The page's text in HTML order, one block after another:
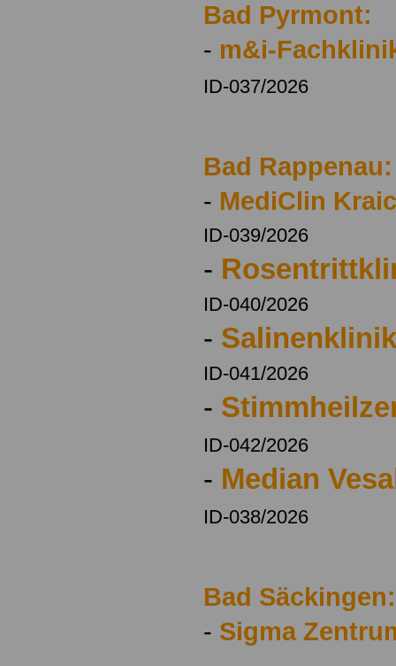
Bad Pyrmont:
- m&i-
ID-037/2026
Bad Rappenau:
- MediClin
ID-039/2026
-
ID-040/2026
- Salinenklinik
ID-041/2026
-
ID-042/2026
- Median
ID-038/2026
Bad Säckingen:
- Sigma